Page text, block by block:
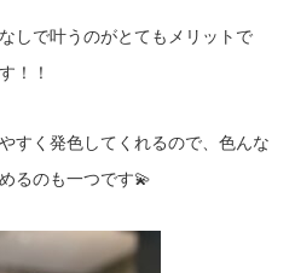
しで叶うのがとてもメリットで
す！！
すく発色してくれるので、色んな
るのも一つです💫